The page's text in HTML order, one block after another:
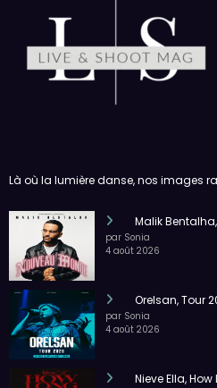
Là où la lumière danse, nos images
Malik
par Sonia
4 août 2026
Orelsan, Tour
par Sonia
4 août 2026
Nieve Ella,